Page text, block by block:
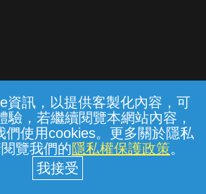
資訊，以提供客製化內容，可
驗，若繼續閱覽本網站內容，
們使用cookies。更多關於隱私
覽我們的隱私權保護政策。
客服 服務條款 隱私權保護
份有限公司個人家庭分公司
號：96979949) © 2026
{{notifyMsg}}